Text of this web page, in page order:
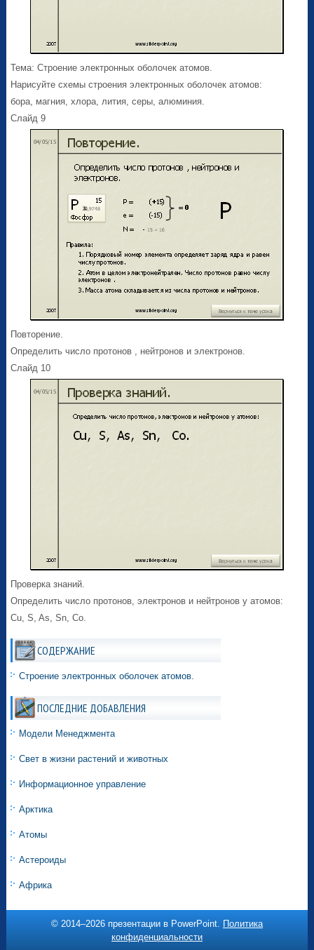
Тема: Строение электронных оболочек атомов.
Нарисуйте схемы строения электронных оболочек атомов:
бора, магния, хлора, лития, серы, алюминия.
Слайд 9
Повторение.
Определить число протонов , нейтронов и электронов.
Слайд 10
Проверка знаний.
Определить число протонов, электронов и нейтронов у атомов:
Cu, S, As, Sn, Co.
СОДЕРЖАНИЕ
Строение электронных оболочек атомов.
ПОСЛЕДНИЕ ДОБАВЛЕНИЯ
Модели Менеджмента
Свет в жизни растений и животных
Информационное управление
Арктика
Атомы
Астероиды
Африка
© 2014–2026 презентации в PowerPoint.
Политика
конфиденциальности